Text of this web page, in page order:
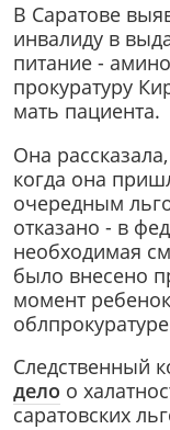
В Саратове
инвалиду в
питание -
прокуратуру
мать пациента.
Она
когда она
очередным
отказано - в
необходимая
было внесено
момент
Следственный
дело о
саратовских